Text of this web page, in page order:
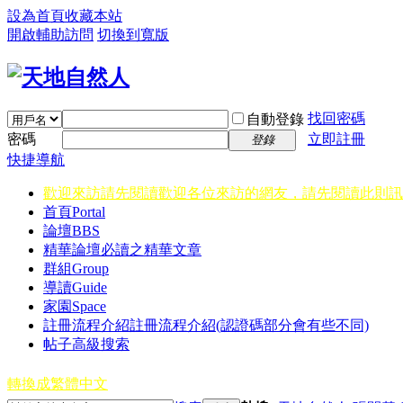
設為首頁收藏本站
開啟輔助訪問 切換到寬版
自動登錄 找回密碼
密碼
登錄
立即註冊
快捷導航
歡迎來訪請先閱讀歡迎各位來訪的網友，請先閱讀此則
首頁Portal
論壇BBS
精華論壇必讀之精華文章
群組Group
導讀Guide
家園 Space
註冊流程介紹註冊流程介紹(認證碼部分會有些不同)
帖子高級搜索
轉換成繁體中文